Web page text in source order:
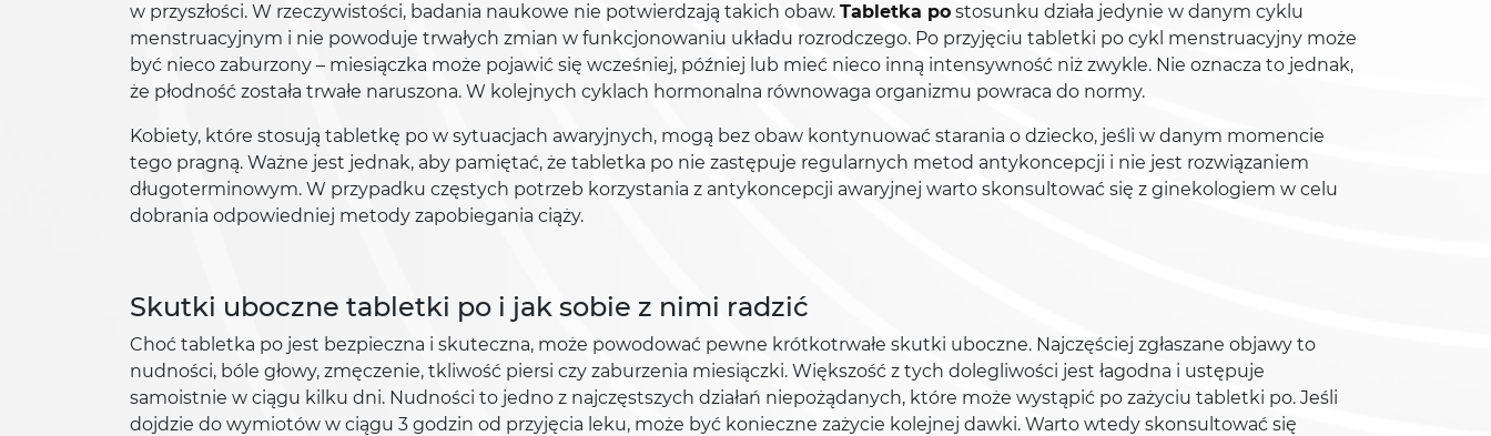
w przyszłości. W rzeczywistości, badania naukowe nie potwierdzają takich obaw. Tabletka po stosunku działa jedynie w danym cyklu
menstruacyjnym i nie powoduje trwałych zmian w funkcjonowaniu układu rozrodczego. Po przyjęciu tabletki po cykl menstruacyjny może
być nieco zaburzony – miesiączka może pojawić się wcześniej, później lub mieć nieco inną intensywność niż zwykle. Nie oznacza to jednak,
że płodność została trwałe naruszona. W kolejnych cyklach hormonalna równowaga organizmu powraca do normy.
Kobiety, które stosują tabletkę po w sytuacjach awaryjnych, mogą bez obaw kontynuować starania o dziecko, jeśli w danym momencie
tego pragną. Ważne jest jednak, aby pamiętać, że tabletka po nie zastępuje regularnych metod antykoncepcji i nie jest rozwiązaniem
długoterminowym. W przypadku częstych potrzeb korzystania z antykoncepcji awaryjnej warto skonsultować się z ginekologiem w celu
dobrania odpowiedniej metody zapobiegania ciąży.
Skutki uboczne tabletki po i jak sobie z nimi radzić
Choć tabletka po jest bezpieczna i skuteczna, może powodować pewne krótkotrwałe skutki uboczne. Najczęściej zgłaszane objawy to
nudności, bóle głowy, zmęczenie, tkliwość piersi czy zaburzenia miesiączki. Większość z tych dolegliwości jest łagodna i ustępuje
samoistnie w ciągu kilku dni. Nudności to jedno z najczęstszych działań niepożądanych, które może wystąpić po zażyciu tabletki po. Jeśli
dojdzie do wymiotów w ciągu 3 godzin od przyjęcia leku, może być konieczne zażycie kolejnej dawki. Warto wtedy skonsultować się